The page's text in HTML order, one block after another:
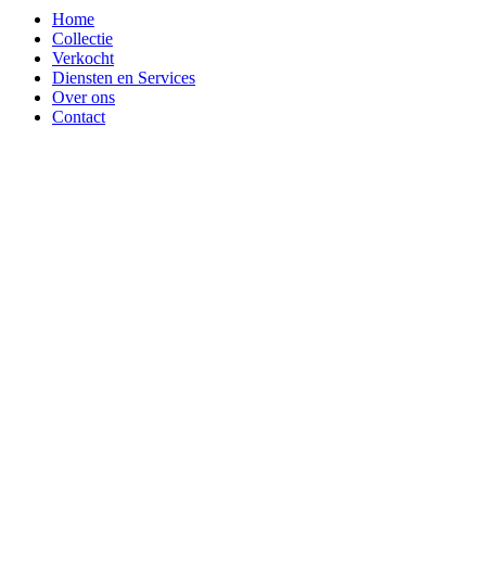
Home
Collectie
Verkocht
Diensten en Services
Over ons
Contact